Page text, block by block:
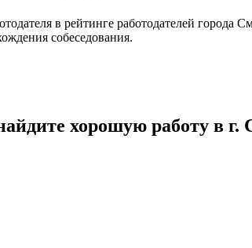
в рейтинге работодателей города
собеседования.
хорошую работу в г.